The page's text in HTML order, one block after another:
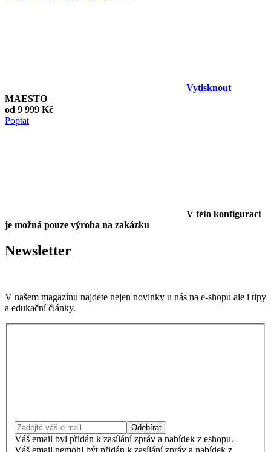
Vytisknout
MAESTO
od 9 999 Kč
Poptat
V této konfiguraci
je možná pouze výroba na zakázku
Newsletter
V našem magazínu najdete nejen novinky u nás na e-shopu ale i tipy
a edukační články.
Odebírat
Váš email byl přidán k zasílání zpráv a nabídek z eshopu.
Váš email nemohl být přidán k zasílání zpráv a nabídek z